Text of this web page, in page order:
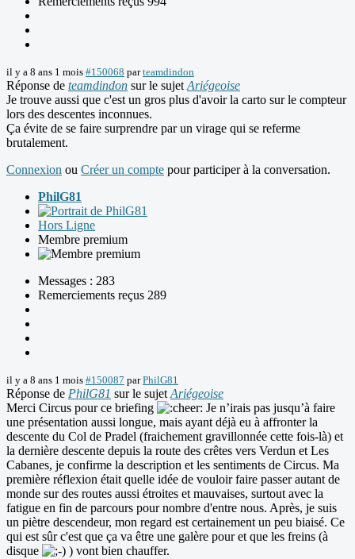
il y a 8 ans 1 mois #150068 parteamdindon
Réponse de teamdindon sur le sujet Ariégeoise
Je trouve aussi que c'est un gros plus d'avoir la carto sur le compteur
lors des descentes inconnues.
Ça évite de se faire surprendre par un virage qui se referme
brutalement.
Connexion ou Créer un compte pour participer à la conversation.
PhilG81
Hors Ligne
Membre premium
Messages : 283
Remerciements reçus 289
il y a 8 ans 1 mois #150087 parPhilG81
Réponse de PhilG81 sur le sujet Ariégeoise
Merci Circus pour ce briefing
Je n’irais pas jusqu’à faire
une présentation aussi longue, mais ayant déjà eu à affronter la
descente du Col de Pradel (fraichement gravillonnée cette fois-là) et
la dernière descente depuis la route des crêtes vers Verdun et Les
Cabanes, je confirme la description et les sentiments de Circus. Ma
première réflexion était quelle idée de vouloir faire passer autant de
monde sur des routes aussi étroites et mauvaises, surtout avec la
fatigue en fin de parcours pour nombre d'entre nous. Après, je suis
un piètre descendeur, mon regard est certainement un peu biaisé. Ce
qui est sûr c'est que ça va être une galère pour et que les freins (à
disque
) vont bien chauffer.